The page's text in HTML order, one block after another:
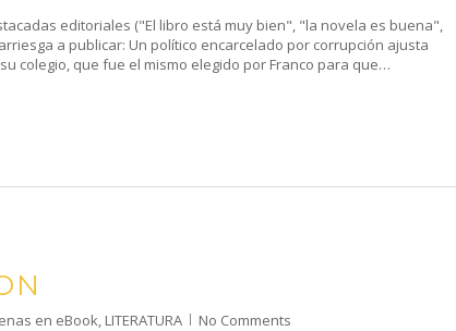
editoriales ("El libro está muy bien", "la novela es buena",
a publicar: Un político encarcelado por corrupción ajusta
colegio, que fue el mismo elegido por Franco para que…
en eBook, LITERATURA No Comments